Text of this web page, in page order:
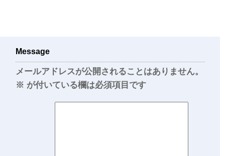
Message
メールアドレスが公開されることはありません。
※ が付いている欄は必須項目です